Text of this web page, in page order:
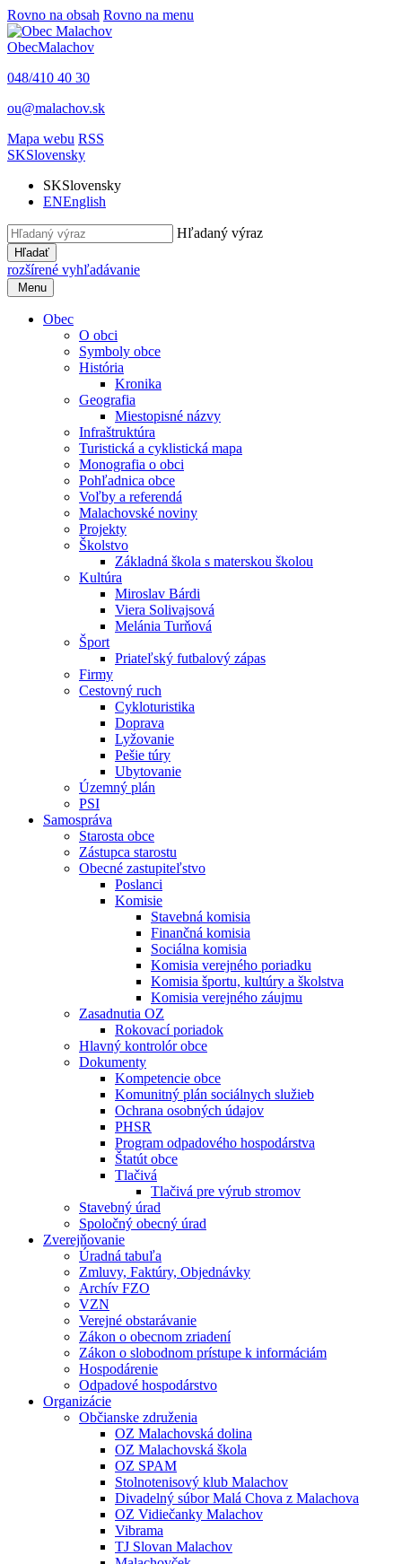
Rovno na obsah Rovno na menu
ObecMalachov
048/410 40 30
ou@malachov.sk
Mapa webu RSS
SKSlovensky
SKSlovensky
ENEnglish
Hľadaný výraz
Hľadať
rozšírené vyhľadávanie
Menu
Obec
O obci
Symboly obce
História
Kronika
Geografia
Miestopisné názvy
Infraštruktúra
Turistická a cyklistická mapa
Monografia o obci
Pohľadnica obce
Voľby a referendá
Malachovské noviny
Projekty
Školstvo
Základná škola s materskou školou
Kultúra
Miroslav Bárdi
Viera Solivajsová
Melánia Turňová
Šport
Priateľský futbalový zápas
Firmy
Cestovný ruch
Cykloturistika
Doprava
Lyžovanie
Pešie túry
Ubytovanie
Územný plán
PSI
Samospráva
Starosta obce
Zástupca starostu
Obecné zastupiteľstvo
Poslanci
Komisie
Stavebná komisia
Finančná komisia
Sociálna komisia
Komisia verejného poriadku
Komisia športu, kultúry a školstva
Komisia verejného záujmu
Zasadnutia OZ
Rokovací poriadok
Hlavný kontrolór obce
Dokumenty
Kompetencie obce
Komunitný plán sociálnych služieb
Ochrana osobných údajov
PHSR
Program odpadového hospodárstva
Štatút obce
Tlačivá
Tlačivá pre výrub stromov
Stavebný úrad
Spoločný obecný úrad
Zverejňovanie
Úradná tabuľa
Zmluvy, Faktúry, Objednávky
Archív FZO
VZN
Verejné obstarávanie
Zákon o obecnom zriadení
Zákon o slobodnom prístupe k informáciám
Hospodárenie
Odpadové hospodárstvo
Organizácie
Občianske združenia
OZ Malachovská dolina
OZ Malachovská škola
OZ SPAM
Stolnotenisový klub Malachov
Divadelný súbor Malá Chova z Malachova
OZ Vidiečanky Malachov
Vibrama
TJ Slovan Malachov